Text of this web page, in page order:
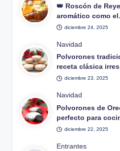
en
👑 Roscón de
aromático como
diciembre 24, 2025
Publicado
en
Navidad
Polvorones
receta clásica
diciembre 23, 2025
Publicado
en
Navidad
Polvorones de
perfecto para
diciembre 22, 2025
Publicado
Entrantes